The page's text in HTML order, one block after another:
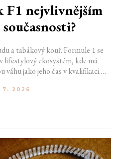
F1 nejvlivnějším
a tabákový kouř. Formule 1 se
lifestylový ekosystém, kde má
jako jeho čas v kvalifikaci.
manželek a partnerek
komunitě světa. Jak se z
a proč nás drama v paddocku
7. 2026